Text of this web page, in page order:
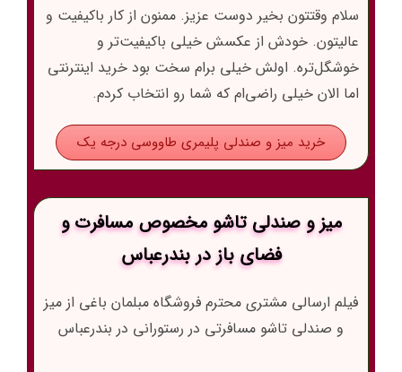
سلام وقتتون بخیر دوست عزیز. ممنون از کار باکیفیت و
عالیتون. خودش از عکسش خیلی باکیفیت‌تر و
خوشگل‌تره. اولش خیلی برام سخت بود خرید اینترنتی
اما الان خیلی راضی‌ام که شما رو انتخاب کردم.
خرید میز و صندلی پلیمری طاووسی درجه یک
میز و صندلی تاشو مخصوص مسافرت و
فضای باز در بندرعباس
فیلم ارسالی مشتری محترم فروشگاه مبلمان باغی از میز
و صندلی تاشو مسافرتی در رستورانی در بندرعباس